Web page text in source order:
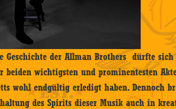
Geschichte der Allman Brothers dürfte
beiden wichtigsten und prominentesten
wohl endgültig erledigt haben. Dennoch
des Spirits dieser Musik auch in